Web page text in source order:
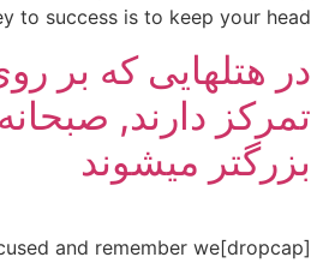
to success is to keep your head […]
در هتلهایی که بر
تمرکز دارند,
بزرگتر میشوند
focused and remember we